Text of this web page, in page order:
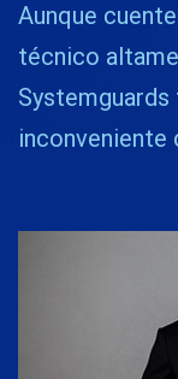
Aunque
técnico
Systemguards
inconveniente